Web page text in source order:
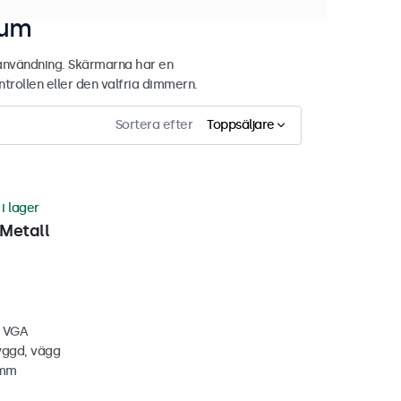
Skärmarna har en
eller den valfria dimmern.
Sortera efter Toppsäljare
i lager
vägg